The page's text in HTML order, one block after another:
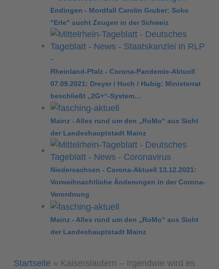
Endingen - Mordfall Carolin Gruber: Soko
"Erle" sucht Zeugen in der Schweiz
Rheinland-Pfalz - Corona-Pandemie-Aktuell
07.09.2021: Dreyer / Hoch / Hubig: Ministerrat
beschließt „2G+“-System…
Mainz - Alles rund um den „RoMo“ aus Sicht
der Landeshauptstadt Mainz
Niedersachsen - Corona-Aktuell 13.12.2021:
Vorweihnachtliche Änderungen in der Corona-
Verordnung
Mainz - Alles rund um den „RoMo“ aus Sicht
der Landeshauptstadt Mainz
Startseite » Kaiserslautern – Irgendwie wird es